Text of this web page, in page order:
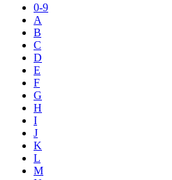
0-9
A
B
C
D
E
F
G
H
I
J
K
L
M